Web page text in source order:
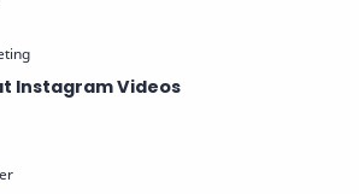
Instagram Videos